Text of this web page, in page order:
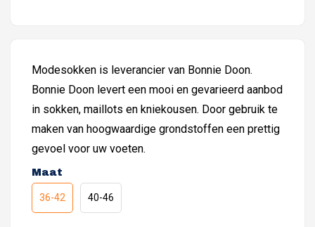
Modesokken is leverancier van Bonnie Doon.
Bonnie Doon levert een mooi en gevarieerd aanbod
in sokken, maillots en kniekousen. Door gebruik te
maken van hoogwaardige grondstoffen een prettig
gevoel voor uw voeten.
Maat
36-42 40-46